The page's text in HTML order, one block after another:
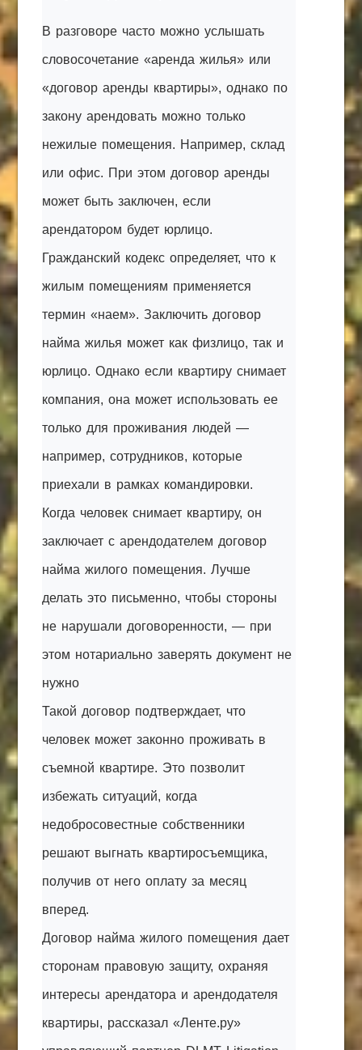
В разговоре часто можно услышать
словосочетание «аренда жилья» или
«договор аренды квартиры», однако по
закону арендовать можно только
нежилые помещения. Например, склад
или офис. При этом договор аренды
может быть заключен, если
арендатором будет юрлицо.
Гражданский кодекс определяет, что к
жилым помещениям применяется
термин «наем». Заключить договор
найма жилья может как физлицо, так и
юрлицо. Однако если квартиру снимает
компания, она может использовать ее
только для проживания людей —
например, сотрудников, которые
приехали в рамках командировки.
Когда человек снимает квартиру, он
заключает с арендодателем договор
найма жилого помещения. Лучше
делать это письменно, чтобы стороны
не нарушали договоренности, — при
этом нотариально заверять документ не
нужно
Такой договор подтверждает, что
человек может законно проживать в
съемной квартире. Это позволит
избежать ситуаций, когда
недобросовестные собственники
решают выгнать квартиросъемщика,
получив от него оплату за месяц
вперед.
Договор найма жилого помещения дает
сторонам правовую защиту, охраняя
интересы арендатора и арендодателя
квартиры, рассказал «Ленте.ру»